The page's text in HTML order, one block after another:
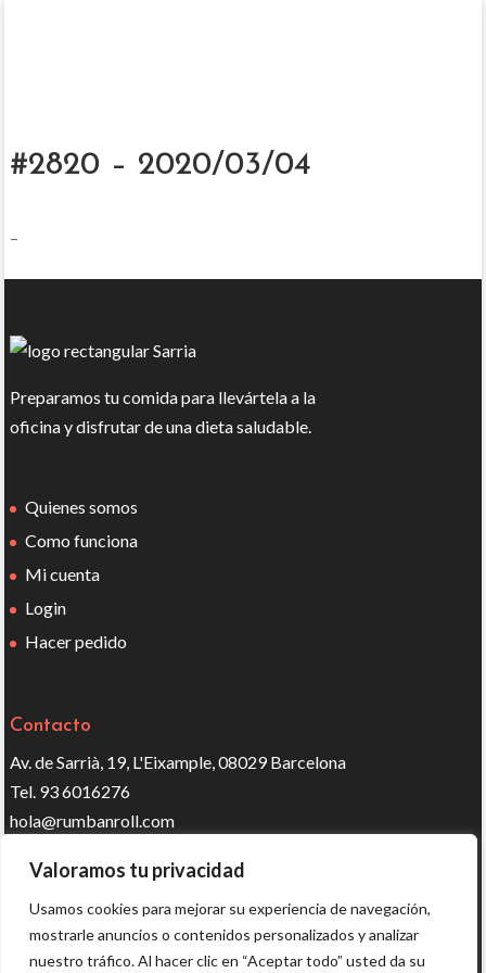
Valoramos tu privacidad
Usamos cookies para mejorar su experiencia de navegación,
mostrarle anuncios o contenidos personalizados y analizar
nuestro tráfico. Al hacer clic en “Aceptar todo” usted da su
#2820 – 2020/03/04
–
Preparamos tu comida para llevártela a la
oficina y disfrutar de una dieta saludable.
Quienes somos
Como funciona
Mi cuenta
Login
Hacer pedido
Contacto
Av. de Sarrià, 19, L'Eixample, 08029 Barcelona
Tel. 93 6016276
hola@rumbanroll.com
Síguenos en redes